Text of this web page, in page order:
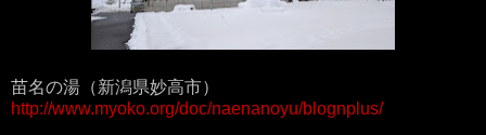
苗名の湯（新潟県妙高市）
http://www.myoko.org/doc/naenanoyu/blognplus/